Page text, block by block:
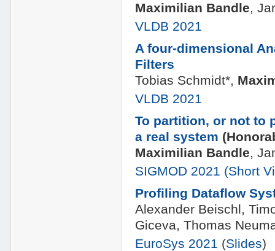
Maximilian Bandle,
VLDB 2021
A four-dimensional
Filters
Tobias Schmidt*,
VLDB 2021
To partition, or not to
a real system
Maximilian Bandle,
SIGMOD 2021 (Short
Profiling Dataflow
Alexander Beischl,
Giceva, Thomas
EuroSys 2021 (Slides)